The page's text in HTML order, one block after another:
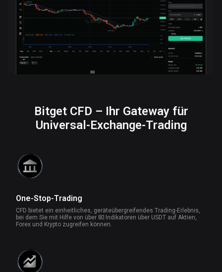
Bitget CFD – Ihr Gateway für
Universal-Exchange-Trading
One-Stop-Trading
CFD bietet ein einheitliches, geräteübergreifendes Trading-Erlebnis,
bei dem Sie mit Hilfe von über 80 Indikatoren über USDT auf Aktien,
Forex und Krypto zugreifen können.